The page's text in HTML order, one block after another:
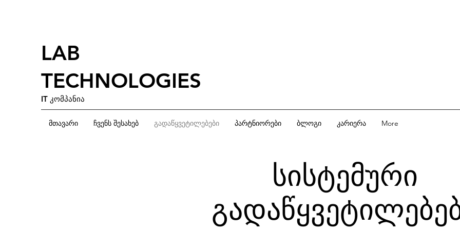
LAB
TECHNOLOGIES
IT კომპანია
მთავარი ჩვენს შესახებ გადაწყვეტილებები პარტნიორები ბლოგი კარიერა More
სისტემური